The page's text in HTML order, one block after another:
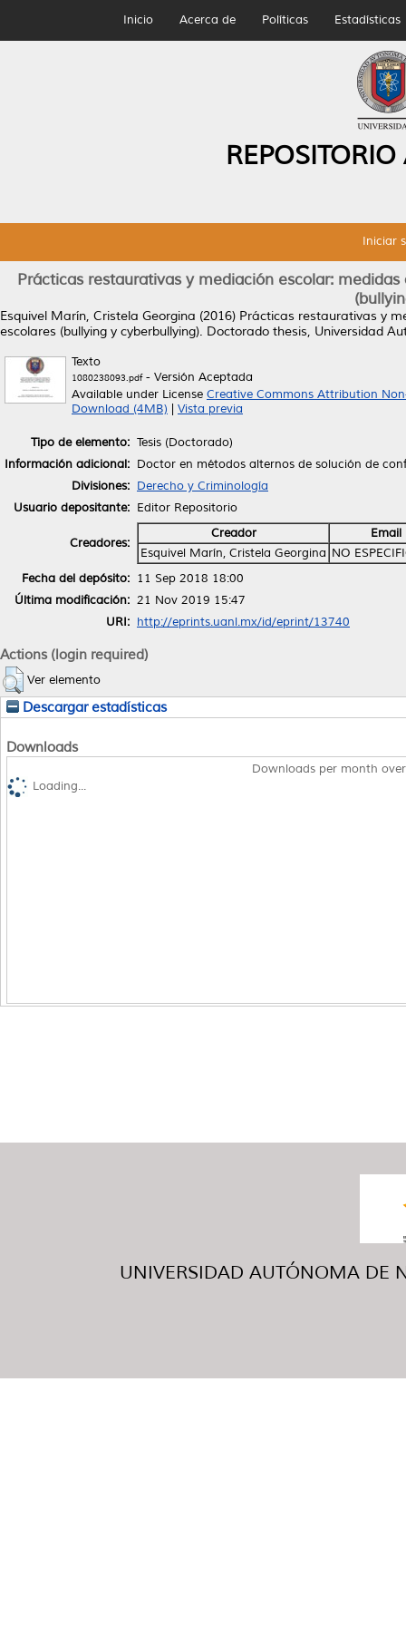
Inicio Acerca de Políticas Estadísticas
Iniciar
Prácticas restaurativas y mediación escolar:
Esquivel Marín, Cristela Georgina (2016) Prácticas restaurativas y
escolares (bullying y cyberbullying). Doctorado thesis, Universidad
Texto
1080238093.pdf- Versión Aceptada
Available under License Creative Commons Attribution
Download (4MB)
Vista previa
Tipo de elemento: Tesis (Doctorado)
Información adicional: Doctor en métodos alternos de solución de
Divisiones: Derecho y Criminología
Usuario depositante: Editor Repositorio
Creadores:
Creador
Email
Esquivel Marín, Cristela Georgina NO
Fecha del depósito: 11 Sep 2018 18:00
Última modificación: 21 Nov 2019 15:47
URI: http://eprints.uanl.mx/id/eprint/13740
Actions (login required)
Ver elemento
Descargar estadísticas
Downloads
Downloads per month
Loading...
UNIVERSIDAD AUTÓNOMA DE